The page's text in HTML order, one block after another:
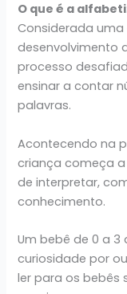
O que é a
Considerada
desenvolvimento
processo
ensinar a contar
palavras.
Acontecendo na
criança começa
de interpretar,
conhecimento.
Um bebê de 0 a
curiosidade por
ler para os bebês